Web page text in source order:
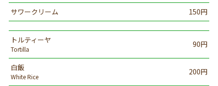
サワークリーム 150円
トルティーヤ
Tortilla
90円
白飯
White Rice
200円